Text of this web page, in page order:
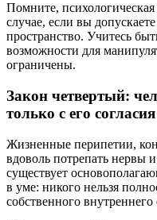
Помните,
случае, если вы
пространство. Учитесь
возможности для
ограничены.
Закон четвертый:
только с его согласия
Жизненные перипетии,
вдоволь потрепать нервы
существует
в уме: никого нельзя
собственного внутреннего